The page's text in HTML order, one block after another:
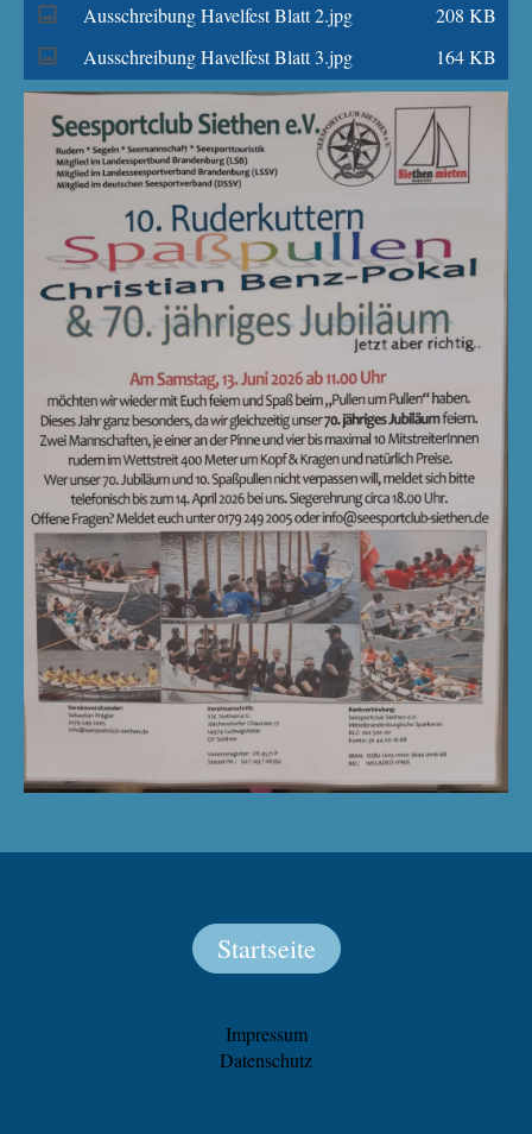
Ausschreibung Havelfest Blatt 2.jpg
208 KB
Ausschreibung Havelfest Blatt 3.jpg
164 KB
Startseite
Impressum
Datenschutz